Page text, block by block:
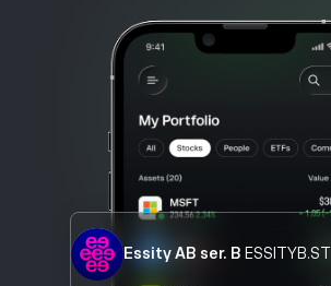
Essity AB ser. B ESSITYB.ST